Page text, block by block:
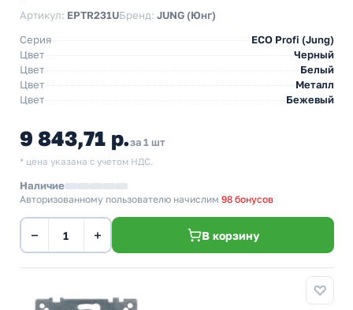
Артикул: EPTR231UБренд: JUNG (Юнг)
Серия
ECO Profi (Jung)
Цвет
Черный
Цвет
Белый
Цвет
Металл
Цвет
Бежевый
9 843,71 р.за 1 шт
* цена указана с учетом НДС.
Наличие
Авторизованному пользователю начислим 98 бонусов
− + В корзину